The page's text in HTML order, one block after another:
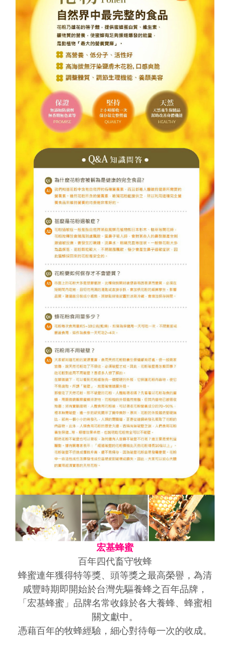
宏基蜂蜜
百年四代畜守牧蜂
蜂蜜連年獲得特等獎、頭等獎之最高榮譽，為清
咸豐時期即開始於台灣先驅養蜂之百年品牌，
「宏基蜂蜜」品牌名常收錄於各大養蜂、蜂蜜相
關文獻中。
憑藉百年的牧蜂經驗，細心對待每一次的收成。